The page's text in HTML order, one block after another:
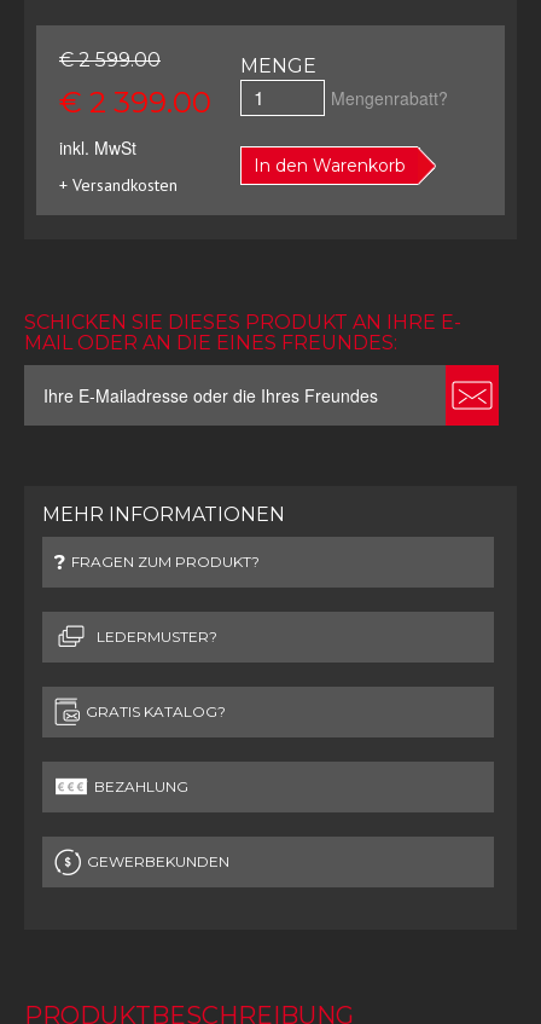
€ 2 599.00
€ 2 399.00
inkl. MwSt
+ Versandkosten
MENGE
Mengenrabatt?
In den Warenkorb
SCHICKEN SIE DIESES PRODUKT AN IHRE E-
MAIL ODER AN DIE EINES FREUNDES:
MEHR INFORMATIONEN
FRAGEN ZUM PRODUKT?
LEDERMUSTER?
GRATIS KATALOG?
BEZAHLUNG
GEWERBEKUNDEN
PRODUKTBESCHREIBUNG